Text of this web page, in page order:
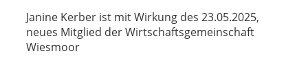
Janine Kerber ist mit Wirkung des 23.05.2025,
neues Mitglied der Wirtschaftsgemeinschaft
Wiesmoor